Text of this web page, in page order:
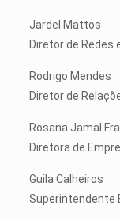
Jardel Mattos
Diretor de Redes
Rodrigo Mendes
Diretor de
Rosana Jamal
Diretora de
Guila Calheiros
Superintendente